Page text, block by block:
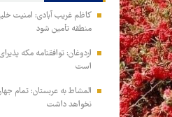
کاظم غریب آبادی: امنیت
منطقه تأمین شود
اردوغان: توافقنامه مکه
است
المشاط به عربستان: تمام
نخواهد داشت